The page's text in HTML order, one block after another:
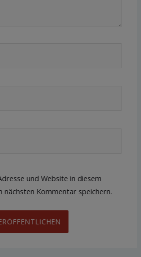
und Website in diesem
nächsten Kommentar speichern.